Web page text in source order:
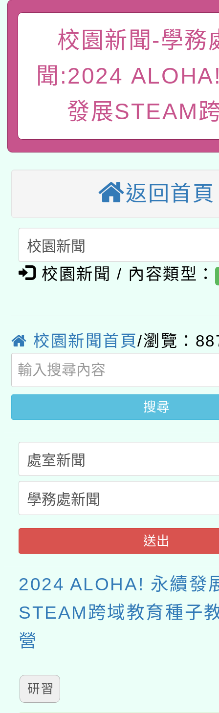
關事宜
轉知教育部國民及學前
國立臺灣師範大學辦
年度健康促進學校輔導
業成長研習」實施計畫
函轉國家教育研究院
原住民族教育政策研討
族教育國際趨勢與發展
新北市政府教育局辦理
師專業成長研習實施
方素養工作坊新北場」
函轉國立臺灣師範大學
族語言臺北學習中心
「族語學習班」招生簡
轉知有關國立成功大學
文教學共融平台-教案
接種對象擴大為「滿6
接種之民眾」措施，延
月28日止
轉知經濟部水利署委託
業技術研究院辦理「
動」
115年8月22日(星期六
桃園市孔廟祈福系列
開 智慧啟航」
2026年桃園地景藝術
「2026桃園藝術巡演
關事宜
轉知教育部國民及學前
國立臺灣師範大學辦
業成長研習」實施計畫
函轉國家教育研究院中
族教育國際趨勢與發展
新北市政府教育局辦理
師專業成長研習實施計
方素養工作坊新北場」
族語言臺北學習中心
「族語學習班」招生簡
轉知有關國立成功大學
文教學共融平台-教案
教育部國民及學前教育
年度COVID-19疫苗接
接種之民眾」措施，延
月28日止
校園新聞-學務
聞:2024
發展STEAM
返回首頁
校園新聞 / 內容類型：
校園新聞首頁/瀏覽：
搜尋
送出
2024 ALOHA! 永續發
STEAM跨域教育種子
營
研習